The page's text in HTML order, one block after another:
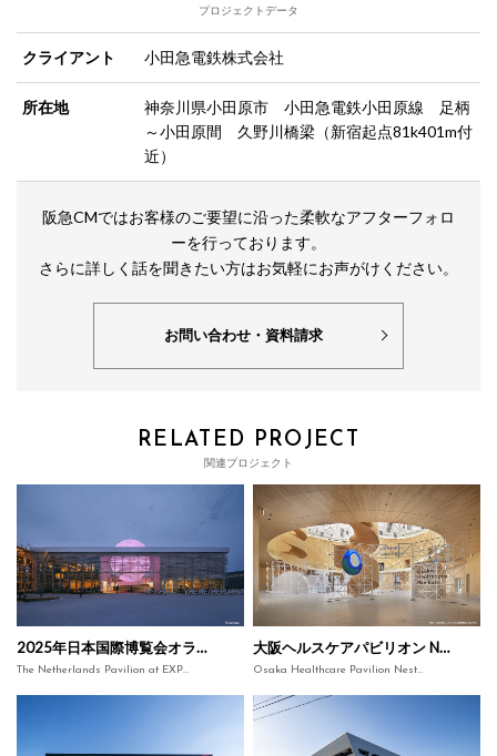
プロジェクトデータ
クライアント 小田急電鉄株式会社
所在地
神奈川県小田原市 小田急電鉄小田原線 足柄
～小田原間 久野川橋梁（新宿起点81k401m付
近）
阪急CMではお客様のご要望に沿った柔軟なアフターフォロ
ーを行っております。
さらに詳しく話を聞きたい方はお気軽にお声がけください。
お問い合わせ・資料請求
RELATED PROJECT
関連プロジェクト
2025年日本国際博覧会オランダパビリオン
The Netherlands Pavilion at EXPO 2025 OSAKA,KANSAI,JAPAN
大阪ヘルスケアパビリオン Nest for Reborn
Osaka Healthcare Pavilion Nest for Reborn